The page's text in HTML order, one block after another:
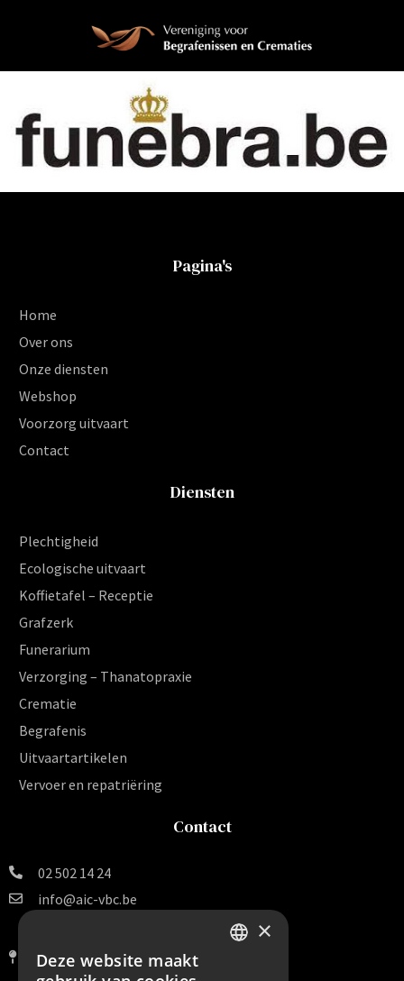
Pagina's
Home
Over ons
Onze diensten
Webshop
Voorzorg uitvaart
Contact
Diensten
Plechtigheid
Ecologische uitvaart
Koffietafel – Receptie
Grafzerk
Funerarium
Verzorging – Thanatopraxie
Crematie
Begrafenis
Uitvaartartikelen
Vervoer en repatriëring
Contact
02 502 14 24
info@aic-vbc.be
Begrafenissen en Crematies v.z.w.
Van Arteveldestraat 140 B 16
×
Deze website maakt